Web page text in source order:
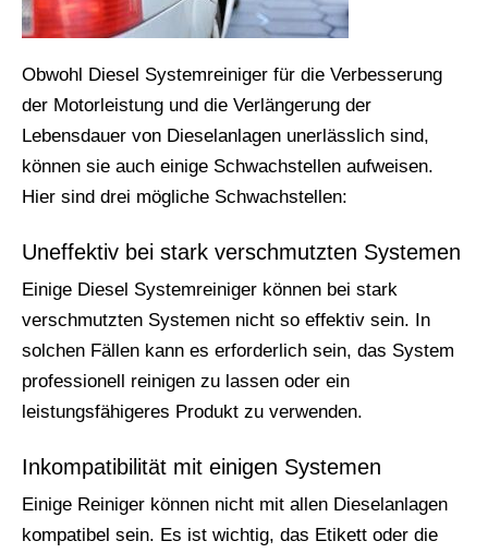
Obwohl Diesel Systemreiniger für die Verbesserung
der Motorleistung und die Verlängerung der
Lebensdauer von Dieselanlagen unerlässlich sind,
können sie auch einige Schwachstellen aufweisen.
Hier sind drei mögliche Schwachstellen:
Uneffektiv bei stark verschmutzten Systemen
Einige Diesel Systemreiniger können bei stark
verschmutzten Systemen nicht so effektiv sein. In
solchen Fällen kann es erforderlich sein, das System
professionell reinigen zu lassen oder ein
leistungsfähigeres Produkt zu verwenden.
Inkompatibilität mit einigen Systemen
Einige Reiniger können nicht mit allen Dieselanlagen
kompatibel sein. Es ist wichtig, das Etikett oder die